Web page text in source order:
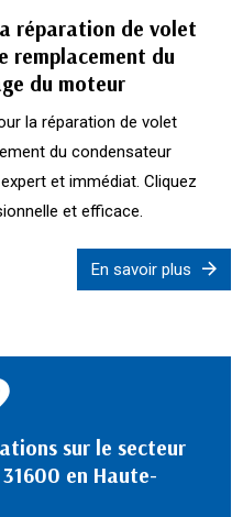
réparation de volet
remplacement du
du moteur
la réparation de volet
du condensateur
et immédiat. Cliquez
et efficace.
En savoir plus
sur le secteur
en Haute-